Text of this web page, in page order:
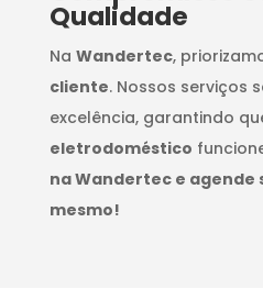
Qualidade
Na Wandertec,
cliente. Nossos serviços
excelência, garantindo
eletrodoméstico
na Wandertec e agende
mesmo!